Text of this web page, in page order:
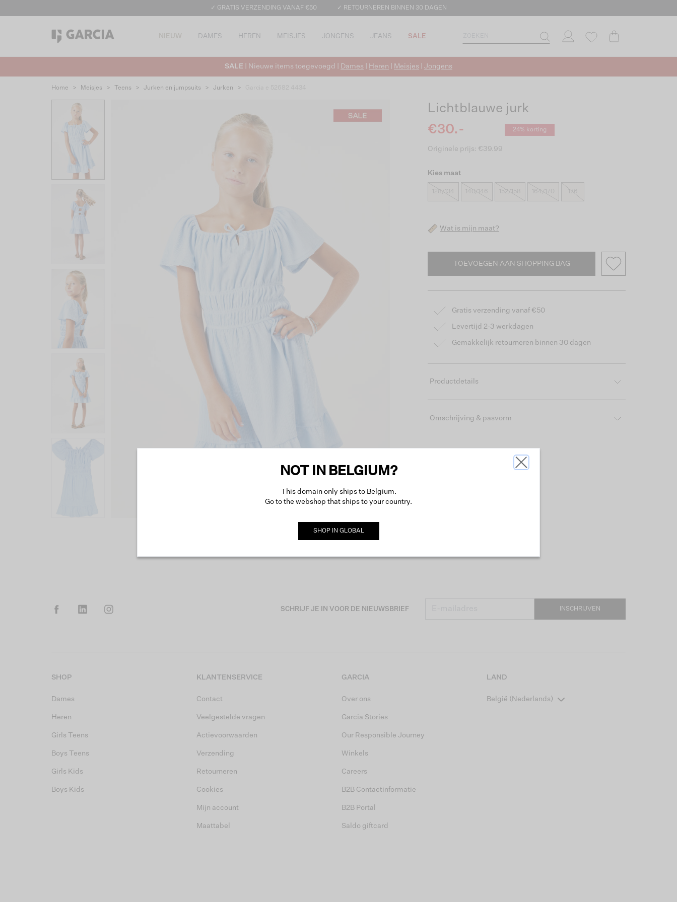
✓ GRATIS VERZENDING VANAF €50 ✓ RETOURNEREN BINNEN 30 DAGEN
NIEUW DAMES HEREN MEISJES JONGENS JEANS SALE
SALE | Nieuwe items toegevoegd | Dames Heren Meisjes Jongens
Home > Meisjes > Teens > Jurken en jumpsuits > Jurken >
Lichtblauwe jurk
€30.-
24% korting
Originele prijs: €39.99
Kies maat
128/134
Wat is mijn maat?
TOEVOEGEN AAN SHOPPING BAG
Gratis verzending vanaf €50
Levertijd 2-3 werkdagen
Gemakkelijk retourneren binnen 30 dagen
Productdetails
Omschrijving & pasvorm
SCHRIJF JE IN VOOR DE NIEUWSBRIEF INSCHRIJVEN
SHOP
Dames
Heren
Girls Teens
Boys Teens
Girls Kids
Boys Kids
KLANTENSERVICE
Contact
Veelgestelde vragen
Actievoorwaarden
Verzending
Retourneren
Cookies
Mijn account
Maattabel
GARCIA
Over ons
Garcia Stories
Our Responsible Journey
Winkels
Careers
B2B Contactinformatie
B2B Portal
Saldo giftcard
LAND
België (Nederlands)
NOT IN BELGIUM?
This domain only ships to Belgium.
Go to the webshop that ships to your country.
SHOP IN GLOBAL